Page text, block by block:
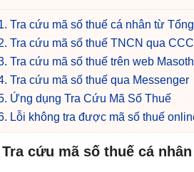
Tra cứu mã số thuế cá nhân từ
Tra cứu mã số thuế TNCN qua
Tra cứu mã số thuế trên web
Tra cứu mã số thuế qua Messenger
Ứng dụng Tra Cứu Mã Số Thuế
Lỗi không tra được mã số thuế
Tra cứu mã số thuế cá